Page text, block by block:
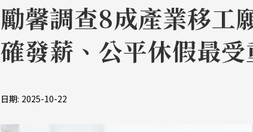
勵馨調查8成產業移工
確發薪、公平休假最受
日期: 2025-10-22